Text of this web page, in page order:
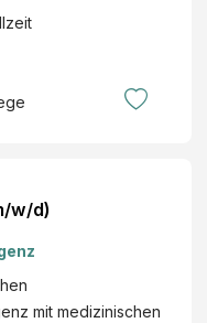
w/d)
mit medizinischen